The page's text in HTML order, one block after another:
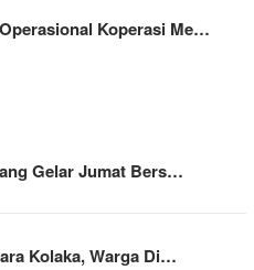
Koperasi Me…
Gelar Jumat Bers…
Kolaka, Warga Di…